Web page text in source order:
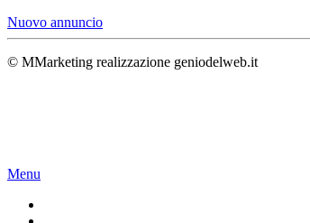
Nuovo annuncio
© MMarketing realizzazione geniodelweb.it
Menu